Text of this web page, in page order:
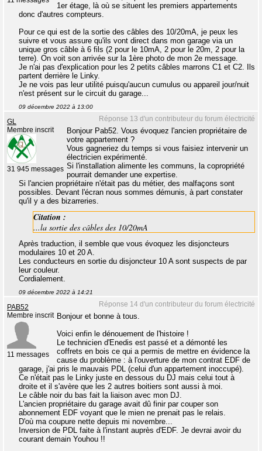
1er étage, là où se situent les premiers appartements
donc d'autres compteurs.
Pour ce qui est de la sortie des câbles des 10/20mA, je peux les
suivre et vous assure qu'ils vont direct dans mon garage via un
unique gros câble à 6 fils (2 pour le 10mA, 2 pour le 20m, 2 pour la
terre). On voit son arrivée sur la 1ère photo de mon 2e message.
Je n'ai pas d'explication pour les 2 petits câbles marrons C1 et C2. Ils
partent derrière le Linky.
Je ne vois pas leur utilité puisqu'aucun cumulus ou appareil jour/nuit
n'est présent sur le circuit du garage...
09 décembre 2022 à 13:00
Réponse 13 d'un contributeur du forum électricité
GL
Membre inscrit
31 945 messages
Bonjour Pab52. Vous évoquez l'ancien propriétaire de
votre appartement ?
Vous gagneriez du temps si vous faisiez intervenir un
électricien expérimenté.
Si l'installation alimente les communs, la copropriété
pourrait demander une expertise.
Si l'ancien propriétaire n'était pas du métier, des malfaçons sont
possibles. Devant l'écran nous sommes démunis, à part constater
qu'il y a des bizarreries.
Citation :
...la sortie des câbles des 10/20mA
Après traduction, il semble que vous évoquez les disjoncteurs
modulaires 10 et 20 A.
Les conducteurs en sortie du disjoncteur 10 A sont suspects de par
leur couleur.
Cordialement.
09 décembre 2022 à 14:21
Réponse 14 d'un contributeur du forum électricité
PAB52
Membre inscrit
11 messages
Bonjour et bonne à tous.
Voici enfin le dénouement de l'histoire !
Le technicien d'Enedis est passé et a démonté les
coffrets en bois ce qui a permis de mettre en évidence la
cause du problème : à l'ouverture de mon contrat EDF de
garage, j'ai pris le mauvais PDL (celui d'un appartement inoccupé).
Ce n'était pas le Linky juste en dessous du DJ mais celui tout à
droite et il s'avère que les 2 autres boitiers sont aussi à moi.
Le câble noir du bas fait la liaison avec mon DJ.
L'ancien propriétaire du garage avait dû finir par couper son
abonnement EDF voyant que le mien ne prenait pas le relais.
D'où ma coupure nette depuis mi novembre...
Inversion de PDL faite à l'instant auprès d'EDF. Je devrai avoir du
courant demain Youhou !!